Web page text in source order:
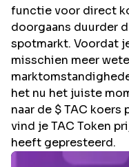
functie voor direct
doorgaans duurder
spotmarkt. Voordat
misschien meer
het nu het juiste
naar de $ TAC koers
vind je TAC Token
heeft gepresteerd.